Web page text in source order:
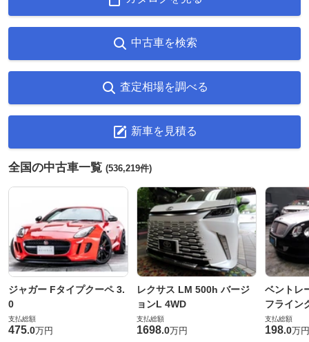
中古車を検索
査定相場を調べる
新車を見積る
全国の中古車一覧 (536,219件)
ジャガー Fタイプクーペ 3.
0
支払総額
475.0万円
レクサス LM 500h バージ
ョンL 4WD
支払総額
1698.0万円
ベントレ
フライン
支払総額
198.0万円